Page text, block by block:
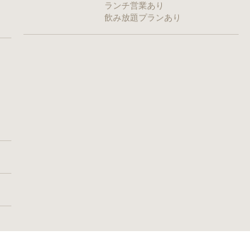
ランチ営業あり
飲み放題プランあり